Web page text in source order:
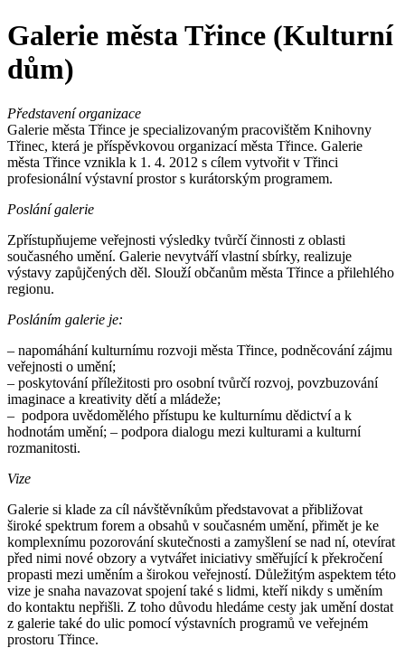
Galerie města Třince (Kulturní
dům)
Představení organizace
Galerie města Třince je specializovaným pracovištěm Knihovny
Třinec, která je příspěvkovou organizací města Třince. Galerie
města Třince vznikla k 1. 4. 2012 s cílem vytvořit v Třinci
profesionální výstavní prostor s kurátorským programem.
Poslání galerie
Zpřístupňujeme veřejnosti výsledky tvůrčí činnosti z oblasti
současného umění. Galerie nevytváří vlastní sbírky, realizuje
výstavy zapůjčených děl. Slouží občanům města Třince a přilehlého
regionu.
Posláním galerie je:
– napomáhání kulturnímu rozvoji města Třince, podněcování zájmu
veřejnosti o umění;
– poskytování příležitosti pro osobní tvůrčí rozvoj, povzbuzování
imaginace a kreativity dětí a mládeže;
– podpora uvědomělého přístupu ke kulturnímu dědictví a k
hodnotám umění; – podpora dialogu mezi kulturami a kulturní
rozmanitosti.
Vize
Galerie si klade za cíl návštěvníkům představovat a přibližovat
široké spektrum forem a obsahů v současném umění, přimět je ke
komplexnímu pozorování skutečnosti a zamyšlení se nad ní, otevírat
před nimi nové obzory a vytvářet iniciativy směřující k překročení
propasti mezi uměním a širokou veřejností. Důležitým aspektem této
vize je snaha navazovat spojení také s lidmi, kteří nikdy s uměním
do kontaktu nepřišli. Z toho důvodu hledáme cesty jak umění dostat
z galerie také do ulic pomocí výstavních programů ve veřejném
prostoru Třince.